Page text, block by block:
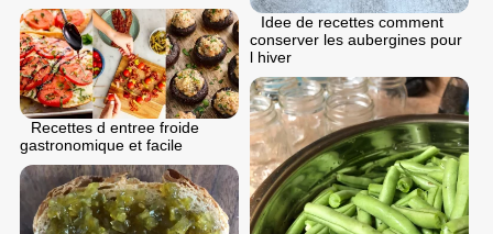
Idee de recettes comment
conserver les aubergines pour
l hiver
Recettes d entree froide
gastronomique et facile